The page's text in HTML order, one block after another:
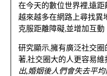
在今天的數位世界裡,遠
越來越多在網路上尋找異
克服距離障礙,並增加互動
研究顯示,擁有廣泛社交
著,社交圈大的人更容易維
出,婚姻後人們會失去平